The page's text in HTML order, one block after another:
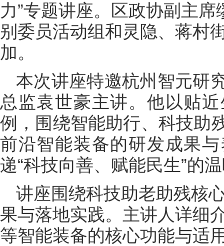
力”专题讲座。区政协副主
别委员活动组和灵隐、蒋村
加。
本次讲座特邀杭州智元研
总监袁世豪主讲。他以贴
例，围绕智能助行、科技助
前沿智能装备的研发成果
递“科技向善、赋能民生”的
讲座围绕科技助老助残核
果与落地实践。主讲人详细
等智能装备的核心功能与适